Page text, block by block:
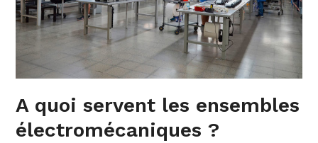
A quoi servent les ensembles
électromécaniques ?